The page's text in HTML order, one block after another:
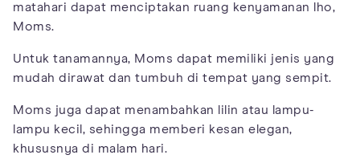
matahari dapat menciptakan ruang kenyamanan lho,
Moms.
Untuk tanamannya, Moms dapat memiliki jenis yang
mudah dirawat dan tumbuh di tempat yang sempit.
Moms juga dapat menambahkan lilin atau lampu-
lampu kecil, sehingga memberi kesan elegan,
khususnya di malam hari.